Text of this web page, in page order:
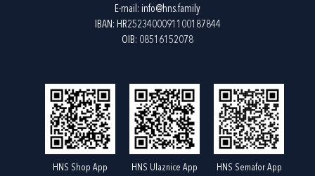
E-mail: info@hns.family
IBAN: HR2523400091100187844
OIB: 08516152078
HNS Shop App HNS Ulaznice App HNS Semafor App